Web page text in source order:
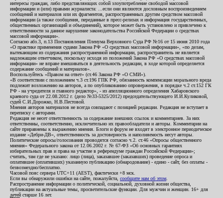
интересы граждан, либо представляющих собой злоупотребление свободой массовой
информации и (или) правами журналиста: ...если они являются дословным воспроизведением
сообщений и материалов или их фрагментов, распространенных другим средством массовой
информации (а также сообщения, переданные в пресс-релизах и информация государственных,
общественных организаций и объединений), которое может быть установлено и привлечено к
ответственности за данное нарушение законодательства Российской Федерации о средствах
массовой информации».
Согласно абз.3, п.13 Постановления Пленума Верховного Суда РФ №16 от 15 июня 2010 года
«О практике применения судами Закона РФ «О средствах массовой информации», «по делам,
вытекающим из содержания распространенной информации, распространитель не является
надлежащим ответчиком, поскольку исходя из положений Закона РФ «О средствах массовой
информации» не вправе вмешиваться в деятельность редакции, в ходе которой определяется
содержание сообщений и материалов».
Воспользуйтесь «Правом на ответ» (ст.46 Закона РФ «О СМИ»).
«В соответствии с положением ч.3 ст.196 ГПК РФ, обязанность компенсации морального вреда
подлежит возложению на авторов, а по опубликованию опровержения, в порядке ч.2 ст.152 ГК
РФ - на учредителя и главного редактор», - из апелляционного определения Хабаровского
краевого суда от 22.08.2012 г. (дело №33-5325/2012) председательствующего И.И.Куликовой,
судей С.И.Дорожко, Н.В.Пестовой.
Мнения авторов материалов не всегда совпадают с позицией редакции. Редакция не вступает в
переписку с авторами.
Редакция не несет ответственность за содержание внешних ссылок и комментариев. За них
ответственны, соответственно, исключительно их правообладатели и авторы. Комментарии на
сайте приравнены к выражению мнения. Блоги и форум не входят в электронное периодическое
издание «Дебри-ДВ», ответственность за достоверность и наполняемость несут авторы.
Политические опросы/голосования проводятся согласно ч.2. ст.46 «Опросы общественного
мнения» Федерального закона от 12.06.2002 г. № 67-ФЗ «Об основных гарантиях
избирательных прав и права на участие в референдуме граждан Российской Федерации»;
считать, там где не указано: лицо (лица), заказавшее (заказавших) проведение опроса и
оплатившее (оплативших) указанную публикацию (обнародование) - едино - сайт, без оплаты -
безвозмездно/бесплатно.
Часовой пояс сервера UTC+11 (AEST), фактически +8 мск.
Если вы обнаружили ошибки на сайте, пожалуйста, сообщите нам об этом
Распространение информации о политической, социальной, духовной жизни общества,
публикации на актуальные темы, просветительские функции. Для мужчин и женщин. 16+ для
детей старше 16 лет.